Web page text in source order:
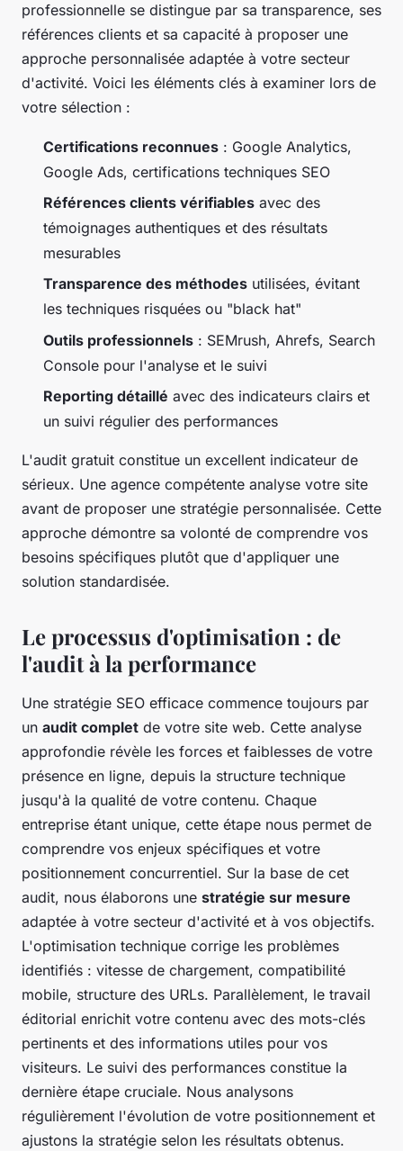
professionnelle se distingue par sa transparence, ses
références clients et sa capacité à proposer une
approche personnalisée adaptée à votre secteur
d'activité. Voici les éléments clés à examiner lors de
votre sélection :
Certifications reconnues : Google Analytics,
Google Ads, certifications techniques SEO
Références clients vérifiables avec des
témoignages authentiques et des résultats
mesurables
Transparence des méthodes utilisées, évitant
les techniques risquées ou "black hat"
Outils professionnels : SEMrush, Ahrefs, Search
Console pour l'analyse et le suivi
Reporting détaillé avec des indicateurs clairs et
un suivi régulier des performances
L'audit gratuit constitue un excellent indicateur de
sérieux. Une agence compétente analyse votre site
avant de proposer une stratégie personnalisée. Cette
approche démontre sa volonté de comprendre vos
besoins spécifiques plutôt que d'appliquer une
solution standardisée.
Le processus d'optimisation : de
l'audit à la performance
Une stratégie SEO efficace commence toujours par
un audit complet de votre site web. Cette analyse
approfondie révèle les forces et faiblesses de votre
présence en ligne, depuis la structure technique
jusqu'à la qualité de votre contenu. Chaque
entreprise étant unique, cette étape nous permet de
comprendre vos enjeux spécifiques et votre
positionnement concurrentiel. Sur la base de cet
audit, nous élaborons une stratégie sur mesure
adaptée à votre secteur d'activité et à vos objectifs.
L'optimisation technique corrige les problèmes
identifiés : vitesse de chargement, compatibilité
mobile, structure des URLs. Parallèlement, le travail
éditorial enrichit votre contenu avec des mots-clés
pertinents et des informations utiles pour vos
visiteurs. Le suivi des performances constitue la
dernière étape cruciale. Nous analysons
régulièrement l'évolution de votre positionnement et
ajustons la stratégie selon les résultats obtenus.